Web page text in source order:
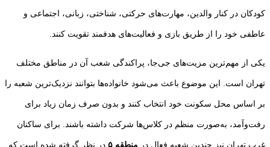
کودکان در کنار والدین، مهارت‌های حرکتی، شناختی، زبانی، اجتماعی و
عاطفی خود را از طریق بازی و فعالیت‌های هدفمند تقویت کنند.
یکی از مهم‌ترین مزیت‌های جی‌جا، پراکندگی شعب آن در مناطق مختلف
تهران است. این موضوع باعث می‌شود خانواده‌ها بتوانند نزدیک‌ترین شعبه را
بر اساس محل سکونت خود انتخاب کنند و بدون صرف زمان زیاد برای
رفت‌وآمد، به‌صورت منظم در کلاس‌ها شرکت داشته باشند. برای ساکنان
غرب تهران نیز چندین شعبه فعال در منطقه ۵ در نظر گرفته شده است که